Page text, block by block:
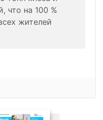
что на 100 %
жителей